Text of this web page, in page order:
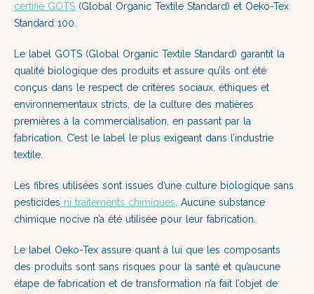
certifié GOTS (Global Organic Textile Standard) et Oeko-Tex
Standard 100.
Le label GOTS (Global Organic Textile Standard) garantit la
qualité biologique des produits et assure qu’ils ont été
conçus dans le respect de critères sociaux, éthiques et
environnementaux stricts, de la culture des matières
premières à la commercialisation, en passant par la
fabrication. C’est le label le plus exigeant dans l’industrie
textile.
Les fibres utilisées sont issues d’une culture biologique sans
pesticides ni traitements chimiques. Aucune substance
chimique nocive n’a été utilisée pour leur fabrication.
Le label Oeko-Tex assure quant à lui que les composants
des produits sont sans risques pour la santé et qu’aucune
étape de fabrication et de transformation n’a fait l’objet de